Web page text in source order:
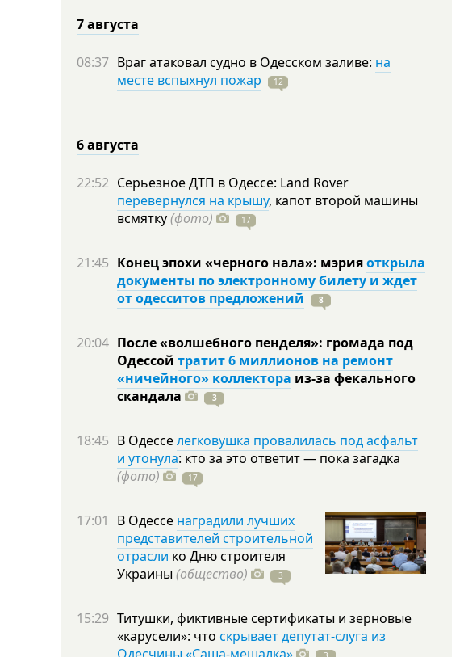
7 августа
08:37 Враг атаковал судно в Одесском заливе: на
месте вспыхнул пожар
12
6 августа
22:52 Серьезное ДТП в Одессе: Land Rover
перевернулся на крышу, капот второй машины
всмятку(фото) 17
21:45 Конец эпохи «черного нала»: мэрияоткрыла
документы по электронному билету и ждет
от одесситов предложений
8
20:04 После «волшебного пенделя»: громада под
Одессой тратит 6 миллионов на ремонт
«ничейного» коллектора из-за фекального
скандала
3
18:45 В Одесселегковушка провалилась под асфальт
и утонула: кто за это ответит — пока загадка
(фото)
17
17:01 В Одессе наградили лучших
представителей строительной
отрасли ко Дню строителя
Украины (общество) 3
15:29 Титушки, фиктивные сертификаты и зерновые
«карусели»: что скрывает депутат-слуга из